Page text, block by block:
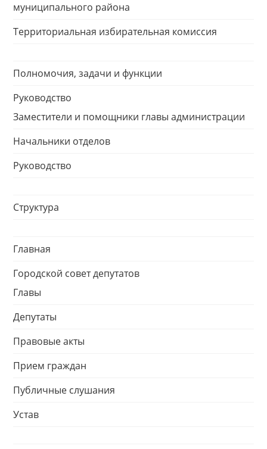
муниципального района
Территориальная избирательная комиссия
Полномочия, задачи и функции
Руководство
Заместители и помощники главы администрации
Начальники отделов
Руководство
Структура
Главная
Городской совет депутатов
Главы
Депутаты
Правовые акты
Прием граждан
Публичные слушания
Устав